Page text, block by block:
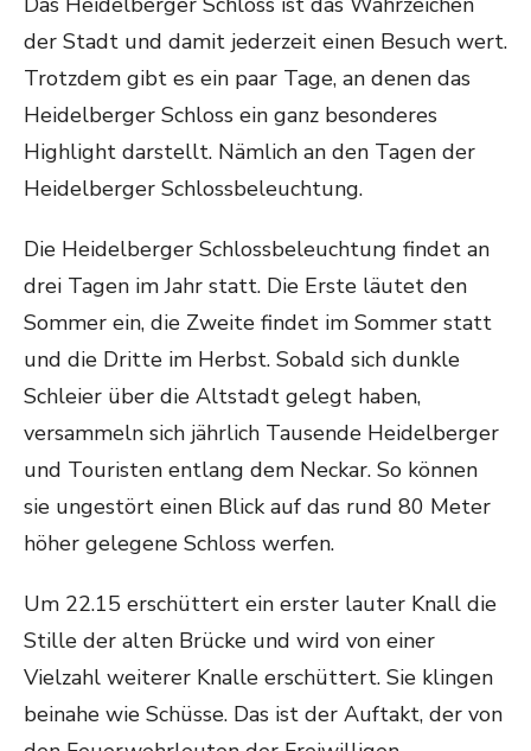
der Stadt und damit jederzeit einen Besuch wert.
Trotzdem gibt es ein paar Tage, an denen das
Heidelberger Schloss ein ganz besonderes
Highlight darstellt. Nämlich an den Tagen der
Heidelberger Schlossbeleuchtung.
Die Heidelberger Schlossbeleuchtung findet an
drei Tagen im Jahr statt. Die Erste läutet den
Sommer ein, die Zweite findet im Sommer statt
und die Dritte im Herbst. Sobald sich dunkle
Schleier über die Altstadt gelegt haben,
versammeln sich jährlich Tausende Heidelberger
und Touristen entlang dem Neckar. So können
sie ungestört einen Blick auf das rund 80 Meter
höher gelegene Schloss werfen.
Um 22.15 erschüttert ein erster lauter Knall die
Stille der alten Brücke und wird von einer
Vielzahl weiterer Knalle erschüttert. Sie klingen
beinahe wie Schüsse. Das ist der Auftakt, der von